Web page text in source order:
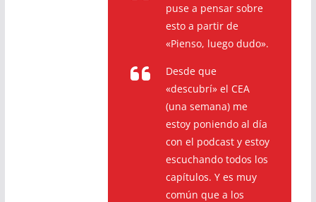
puse a pensar sobre
esto a partir de
«Pienso, luego dudo».
Desde que
«descubrí» el CEA
(una semana) me
estoy poniendo al día
con el podcast y estoy
escuchando todos los
capítulos. Y es muy
común que a los